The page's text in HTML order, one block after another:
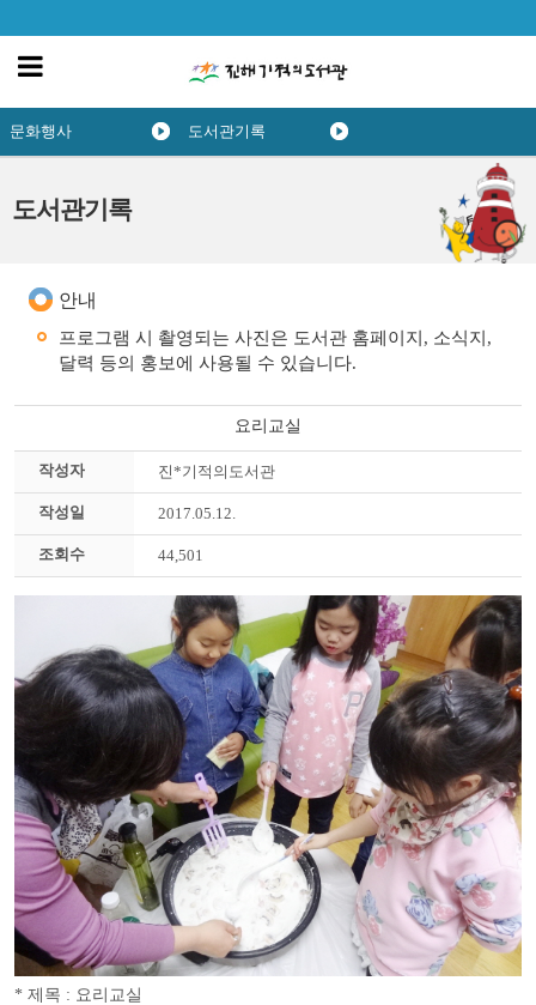
도서관기록
문화행사 도서관기록
안내
프로그램 시 촬영되는 사진은 도서관 홈페이지, 소식지,
달력 등의 홍보에 사용될 수 있습니다.
요리교실
작성자 진*기적의도서관
작성일 2017.05.12.
조회수 44,501
* 제목 : 요리교실